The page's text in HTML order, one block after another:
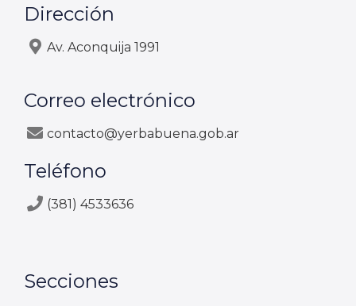
Dirección
Av. Aconquija 1991
Correo electrónico
contacto@yerbabuena.gob.ar
Teléfono
(381) 4533636
Secciones